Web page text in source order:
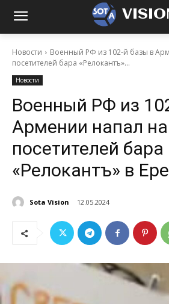
Новости
Военный РФ из 102-й базы в
посетителей бара «Релокантъ»...
Новости
Военный РФ из
Армении напал на
посетителей бара
«Релокантъ» в
Sota Vision 12.05.2024